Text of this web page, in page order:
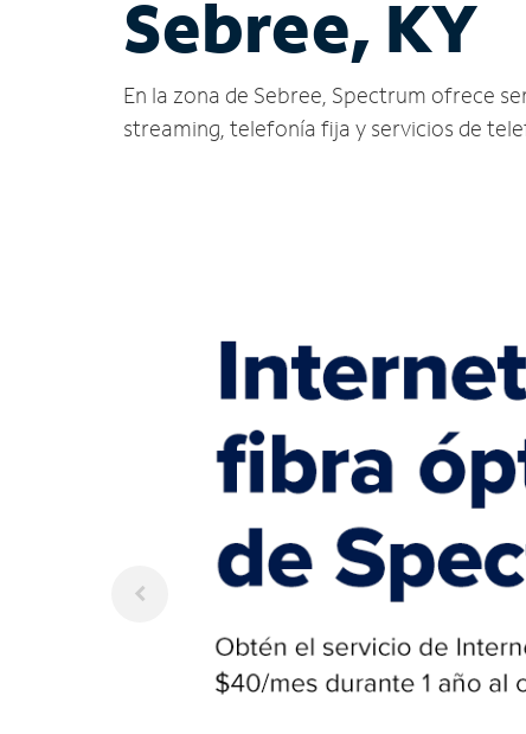
Sebree, KY
En la zona de Sebree, Spectrum ofrece
streaming, telefonía fija y servicios de